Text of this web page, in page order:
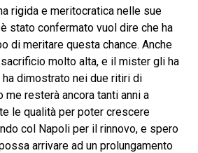
rigida e meritocratica nelle sue
stato confermato vuol dire che ha
di meritare questa chance. Anche
molto alta, e il mister gli ha
dimostrato nei due ritiri di
me resterà ancora tanti anni a
le qualità per poter crescere
col Napoli per il rinnovo, e spero
arrivare ad un prolungamento